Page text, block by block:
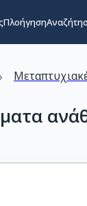
Πλοήγηση
›